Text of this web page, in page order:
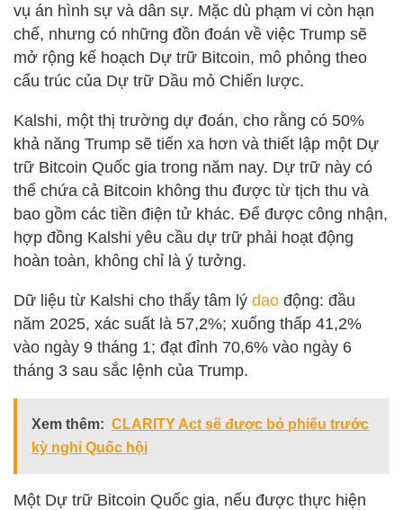
vụ án hình sự và dân sự. Mặc dù phạm vi còn hạn
chế, nhưng có những đồn đoán về việc Trump sẽ
mở rộng kế hoạch Dự trữ Bitcoin, mô phỏng theo
cấu trúc của Dự trữ Dầu mỏ Chiến lược.
Kalshi, một thị trường dự đoán, cho rằng có 50%
khả năng Trump sẽ tiến xa hơn và thiết lập một Dự
trữ Bitcoin Quốc gia trong năm nay. Dự trữ này có
thể chứa cả Bitcoin không thu được từ tịch thu và
bao gồm các tiền điện tử khác. Để được công nhận,
hợp đồng Kalshi yêu cầu dự trữ phải hoạt động
hoàn toàn, không chỉ là ý tưởng.
Dữ liệu từ Kalshi cho thấy tâm lý dao động: đầu
năm 2025, xác suất là 57,2%; xuống thấp 41,2%
vào ngày 9 tháng 1; đạt đỉnh 70,6% vào ngày 6
tháng 3 sau sắc lệnh của Trump.
Xem thêm: CLARITY Act sẽ được bỏ phiếu trước
kỳ nghỉ Quốc hội
Một Dự trữ Bitcoin Quốc gia, nếu được thực hiện